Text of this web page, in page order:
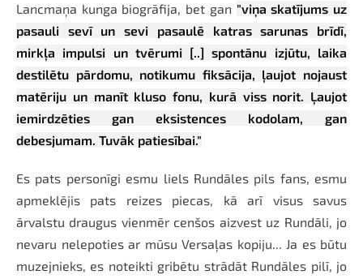
Lancmaņa kunga biogrāfija, bet gan "viņa skatījums uz
pasauli sevī un sevi pasaulē katras sarunas brīdī,
mirkļa impulsi un tvērumi [..] spontānu izjūtu, laika
destilētu pārdomu, notikumu fiksācija, ļaujot nojaust
matēriju un manīt kluso fonu, kurā viss norit. Ļaujot
iemirdzēties gan eksistences kodolam, gan
debesjumam. Tuvāk patiesībai."
Es pats personīgi esmu liels Rundāles pils fans, esmu
apmeklējis pats reizes piecas, kā arī visus savus
ārvalstu draugus vienmēr cenšos aizvest uz Rundāli, jo
nevaru nelepoties ar mūsu Versaļas kopiju... Ja es būtu
muzejnieks, es noteikti gribētu strādāt Rundāles pilī, jo